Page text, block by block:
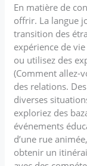
En matière de
offrir. La langue
transition des
expérience de
ou utilisez des
(Comment allez-
des relations.
diverses
exploriez des
événements
d’une rue
obtenir un